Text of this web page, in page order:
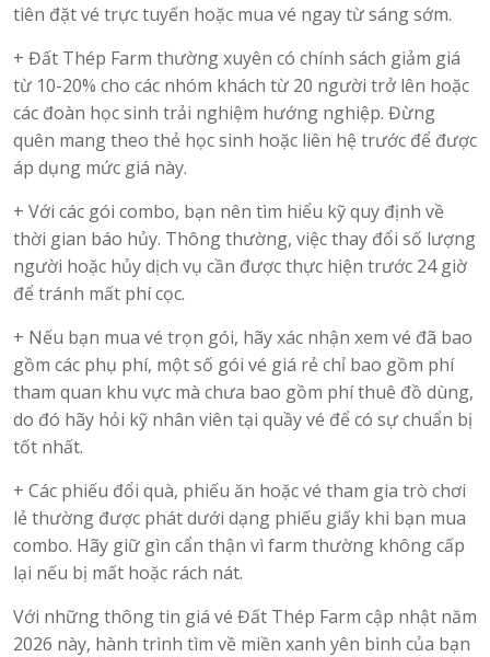
tiên đặt vé trực tuyến hoặc mua vé ngay từ sáng sớm.
+ Đất Thép Farm thường xuyên có chính sách giảm giá
từ 10-20% cho các nhóm khách từ 20 người trở lên hoặc
các đoàn học sinh trải nghiệm hướng nghiệp. Đừng
quên mang theo thẻ học sinh hoặc liên hệ trước để được
áp dụng mức giá này.
+ Với các gói combo, bạn nên tìm hiểu kỹ quy định về
thời gian báo hủy. Thông thường, việc thay đổi số lượng
người hoặc hủy dịch vụ cần được thực hiện trước 24 giờ
để tránh mất phí cọc.
+ Nếu bạn mua vé trọn gói, hãy xác nhận xem vé đã bao
gồm các phụ phí, một số gói vé giá rẻ chỉ bao gồm phí
tham quan khu vực mà chưa bao gồm phí thuê đồ dùng,
do đó hãy hỏi kỹ nhân viên tại quầy vé để có sự chuẩn bị
tốt nhất.
+ Các phiếu đổi quà, phiếu ăn hoặc vé tham gia trò chơi
lẻ thường được phát dưới dạng phiếu giấy khi bạn mua
combo. Hãy giữ gìn cẩn thận vì farm thường không cấp
lại nếu bị mất hoặc rách nát.
Với những thông tin giá vé Đất Thép Farm cập nhật năm
2026 này, hành trình tìm về miền xanh yên bình của bạn